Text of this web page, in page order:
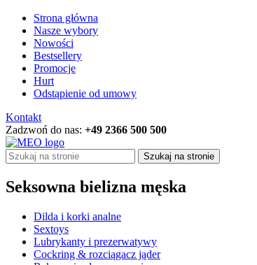
Strona główna
Nasze wybory
Nowości
Bestsellery
Promocje
Hurt
Odstąpienie od umowy
Kontakt
Zadzwoń do nas: +49 2366 500 500
Szukaj na stronie
Seksowna bielizna męska
Dilda i korki analne
Sextoys
Lubrykanty i prezerwatywy
Cockring & rozciągacz jąder